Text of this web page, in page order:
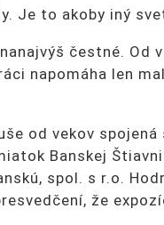
Je to akoby iný
čestné.
napomáha len
od vekov
Banskej
spol. s r.o.
že